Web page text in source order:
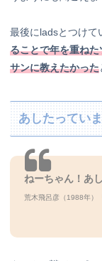
最後にladsとつけて
ることで年を重ね
サンに教えたかった
あしたっていま
ねーちゃん！あ
荒木飛呂彦（1988年）